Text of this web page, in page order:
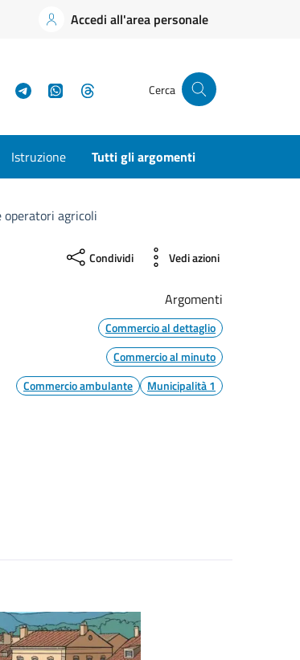
Accedi all'area personale
LinkedInTelegramWhatsApp Cerca
Istruzione Tutti gli argomenti
agricoli
Condividi Vedi azioni
Argomenti
Commercio al dettaglio
Commercio al minuto
Commercio ambulante
Municipalità 1